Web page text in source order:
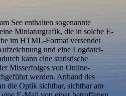
See enthalten sogenannte
Miniaturgrafik, die in solche E-
im HTML-Format versendet
und eine Logdatei-
kann eine statistische
Misserfolges von Online-
werden. Anhand des
die Optik sichtbar, sichtbar am